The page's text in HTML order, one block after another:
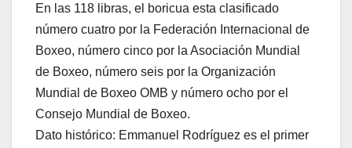
En las 118 libras, el boricua esta clasificado
número cuatro por la Federación Internacional de
Boxeo, número cinco por la Asociación Mundial
de Boxeo, número seis por la Organización
Mundial de Boxeo OMB y número ocho por el
Consejo Mundial de Boxeo.
Dato histórico: Emmanuel Rodríguez es el primer